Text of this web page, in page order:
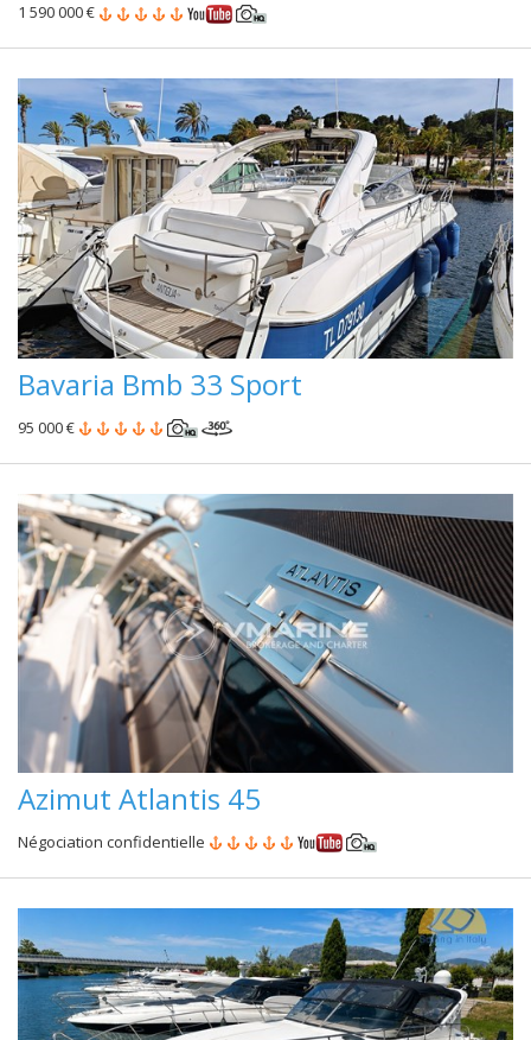
1 590 000 €
Bavaria Bmb 33 Sport
95 000 €
Azimut Atlantis 45
Négociation confidentielle